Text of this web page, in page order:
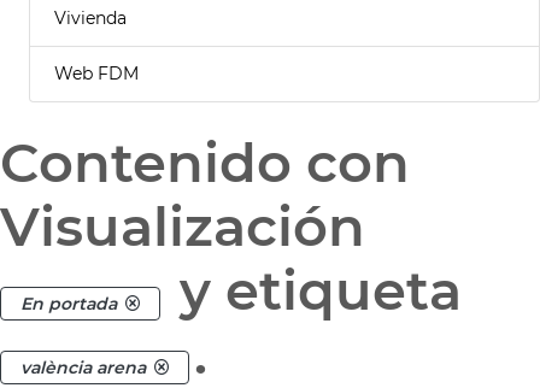
Vivienda
Web FDM
Contenido con
Visualización
En portada y etiqueta
valència arena .